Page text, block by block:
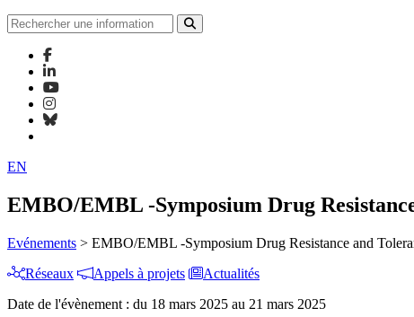
EN
EMBO/EMBL -Symposium Drug
Evénements > EMBO/EMBL -Symposium Drug Resistance and
Réseaux
Appels à projets
Actualités
Date de l'évènement : du 18 mars 2025 au 21 mars 2025